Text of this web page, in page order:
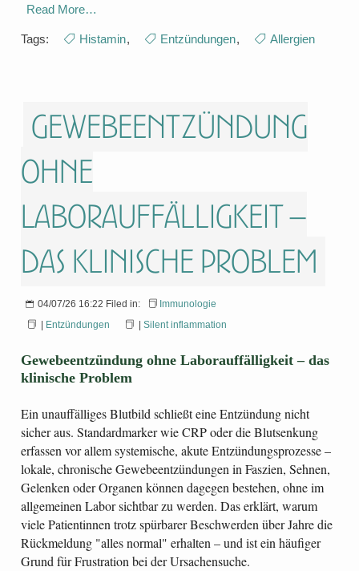
Read More…
Tags: Histamin, Entzündungen, Allergien
Gewebeentzündung
ohne
Laborauffälligkeit –
das klinische Problem
04/07/26 16:22 Filed in:
Immunologie
| Entzündungen | Silent inflammation
Gewebeentzündung ohne Laborauffälligkeit – das
klinische Problem
Ein unauffälliges Blutbild schließt eine Entzündung nicht
sicher aus. Standardmarker wie CRP oder die Blutsenkung
erfassen vor allem systemische, akute Entzündungsprozesse –
lokale, chronische Gewebeentzündungen in Faszien, Sehnen,
Gelenken oder Organen können dagegen bestehen, ohne im
allgemeinen Labor sichtbar zu werden. Das erklärt, warum
viele Patientinnen trotz spürbarer Beschwerden über Jahre die
Rückmeldung "alles normal" erhalten – und ist ein häufiger
Grund für Frustration bei der Ursachensuche.